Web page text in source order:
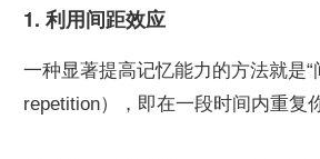
1. 利用间距效应
一种显著提高记忆能力的方法就是“
repetition），即在一段时间内重复